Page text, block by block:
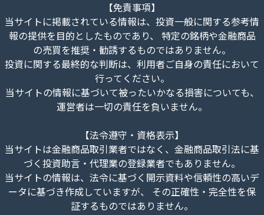
【免責事項】
当サイトに掲載されている情報は、投資一般に関する参考情
報の提供を目的としたものであり、 特定の銘柄や金融商品
の売買を推奨・勧誘するものではありません。
投資に関する最終的な判断は、利用者ご自身の責任において
行ってください。
当サイトの情報に基づいて被ったいかなる損害についても、
運営者は一切の責任を負いません。
【法令遵守・資格表示】
当サイトは金融商品取引業者ではなく、金融商品取引法に基
づく投資助言・代理業の登録業者でもありません。
当サイトの情報は、法令に基づく開示資料や信頼性の高いデ
ータに基づき作成していますが、 その正確性・完全性を保
証するものではありません。